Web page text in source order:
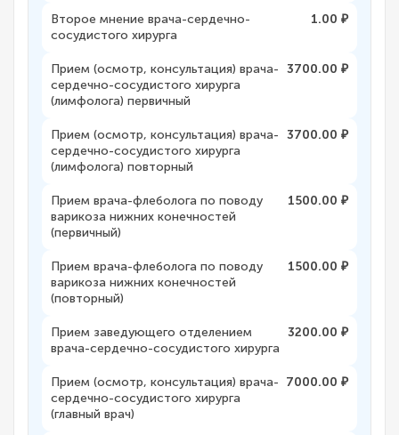
Второе мнение врача-сердечно-
сосудистого хирурга
1.00 ₽
Прием (осмотр, консультация) врача-
сердечно-сосудистого хирурга
(лимфолога) первичный
3700.00 ₽
Прием (осмотр, консультация) врача-
сердечно-сосудистого хирурга
(лимфолога) повторный
3700.00 ₽
Прием врача-флеболога по поводу
варикоза нижних конечностей
(первичный)
1500.00 ₽
Прием врача-флеболога по поводу
варикоза нижних конечностей
(повторный)
1500.00 ₽
Прием заведующего отделением
врача-сердечно-сосудистого хирурга
3200.00 ₽
Прием (осмотр, консультация) врача-
сердечно-сосудистого хирурга
(главный врач)
7000.00 ₽